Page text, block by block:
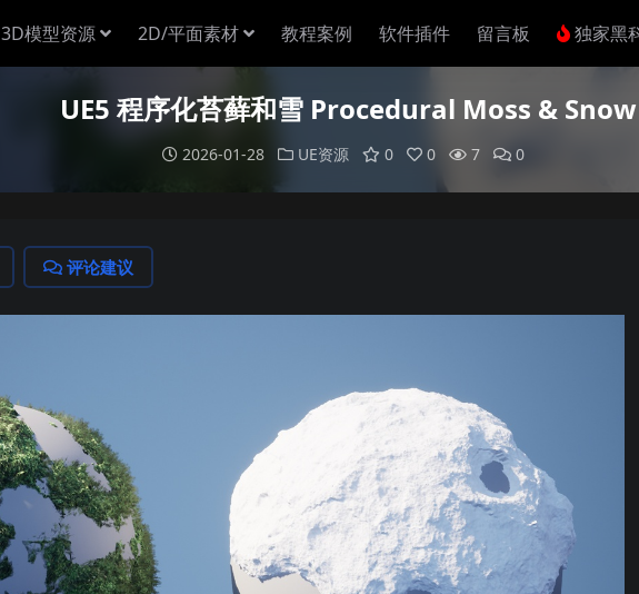
3D模型资源 2D/平面素材 教程案例 软件插件 留言板 独家黑
UE5 程序化苔藓和雪 Procedural Moss & Snow
2026-01-28 UE资源 0 0 7 0
评论建议